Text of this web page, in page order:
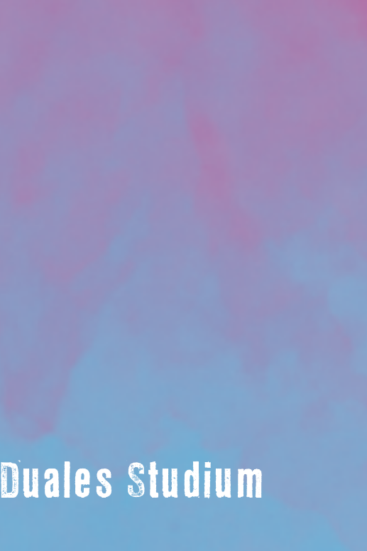
Duales Studium